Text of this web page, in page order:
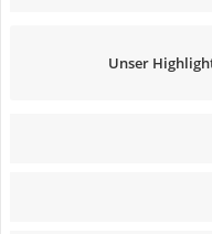
Unser